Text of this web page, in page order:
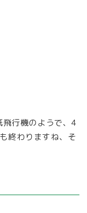
行機のようで、4
終わりますね、そ